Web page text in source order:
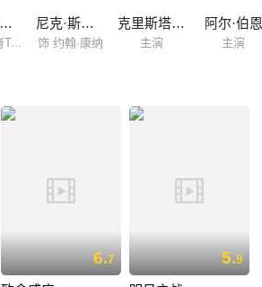
阿诺·施瓦辛格
饰 终结者T-850 型号101
尼克·斯塔尔
饰 约翰·康纳
克里斯塔娜·洛肯
主演
阿尔·伯恩
主演
6.7 5.9